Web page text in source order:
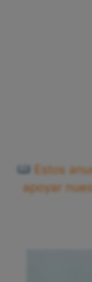
Estos
apoyar